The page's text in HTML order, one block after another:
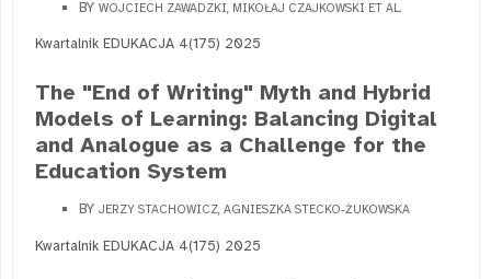
BY WOJCIECH ZAWADZKI, MIKOŁAJ CZAJKOWSKI ET AL.
Kwartalnik EDUKACJA 4(175) 2025
The "End of Writing" Myth and Hybrid
Models of Learning: Balancing Digital
and Analogue as a Challenge for the
Education System
BY JERZY STACHOWICZ, AGNIESZKA STECKO-ŻUKOWSKA
Kwartalnik EDUKACJA 4(175) 2025